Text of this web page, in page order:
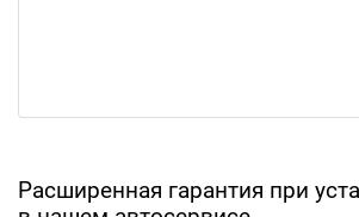
Расширенная гарантия при